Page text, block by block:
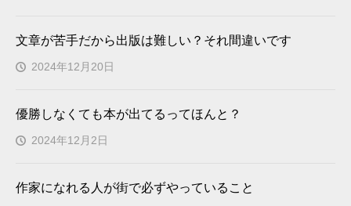
文章が苦手だから出版は難しい？それ間違いです
2024年12月20日
優勝しなくても本が出てるってほんと？
2024年12月2日
作家になれる人が街で必ずやっていること